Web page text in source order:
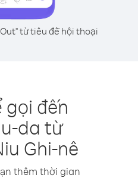
từ tiêu đề hội thoại
gọi đến
da từ
Ghi-nê
thêm thời gian